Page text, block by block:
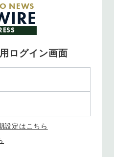
NEWS
ログイン画面
設定はこちら